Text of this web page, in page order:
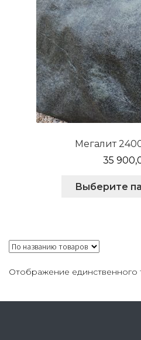
Мегалит
35
Выберите
Отображение единственного